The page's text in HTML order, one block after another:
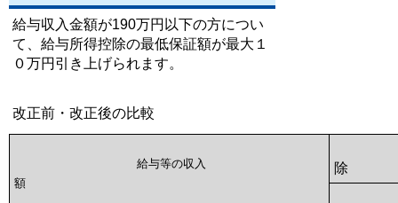
給与収入金額が190万円以下の方につい
て、給与所得控除の最低保証額が最大１
０万円引き上げられます。
改正前・改正後の比較
給与等の収入
額